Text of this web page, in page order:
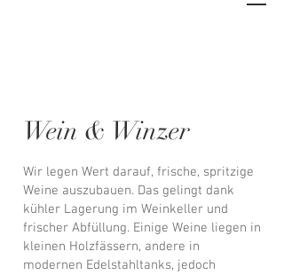
Wein & Winzer
Wir legen Wert darauf, frische, spritzige
Weine auszubauen. Das gelingt dank
kühler Lagerung im Weinkeller und
frischer Abfüllung. Einige Weine liegen in
kleinen Holzfässern, andere in
modernen Edelstahltanks, jedoch